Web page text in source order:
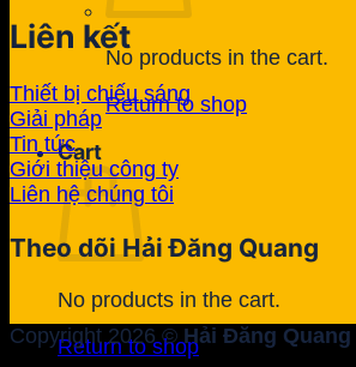
No products in the cart.
Return to shop
Cart
No products in the cart.
Return to shop
Liên kết
Thiết bị chiếu sáng
Giải pháp
Tin tức
Giới thiệu công ty
Liên hệ chúng tôi
Theo dõi Hải Đăng Quang
Copyright 2026 © Hải Đăng Quang